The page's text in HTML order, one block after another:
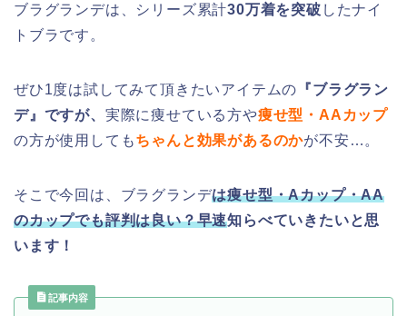
ブラグランデは、シリーズ累計30万着を突破 したナイ
トブラです。
ぜひ1度は試してみて頂きたいアイテムの 『ブラグラン
デ』ですが、 実際に痩せている方や痩せ型・AAカップ
の方が使用してもちゃんと効果があるのかが不安…。
そこで今回は、ブラグランデは痩せ型・Aカップ・AA
のカップでも評判は良い？早速知らべていきたいと思
います！
記事内容